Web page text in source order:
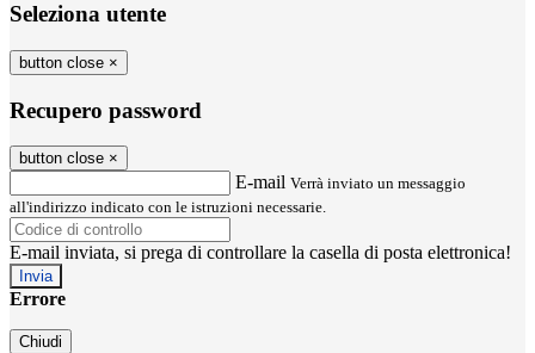
Seleziona utente
button close ×
Recupero password
button close ×
E-mail Verrà inviato un messaggio
all'indirizzo indicato con le istruzioni necessarie.
E-mail inviata, si prega di controllare la casella di posta elettronica!
Errore
Chiudi